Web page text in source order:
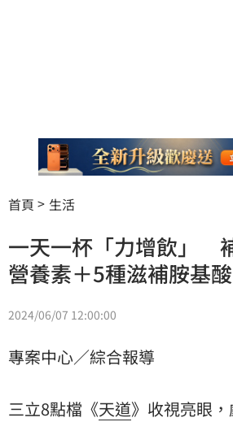
首頁 生活
一天一杯「力增飲」
營養素＋5種滋補胺基酸
2024/06/07 12:00:00
專案中心／綜合報導
三立8點檔《天道》收視亮眼